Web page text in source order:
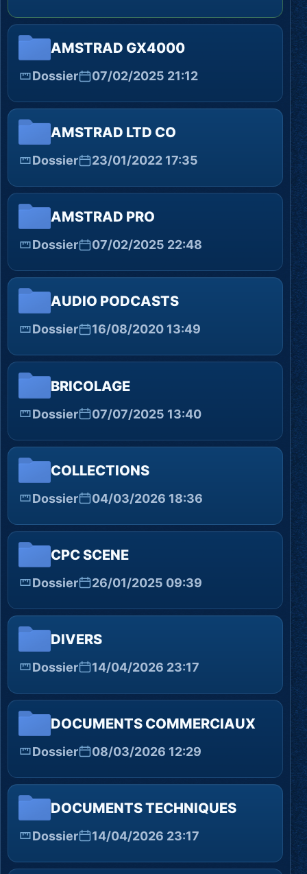
AMSTRAD GX4000
Dossier 07/02/2025 21:12
AMSTRAD LTD CO
Dossier 23/01/2022 17:35
AMSTRAD PRO
Dossier 07/02/2025 22:48
AUDIO PODCASTS
Dossier 16/08/2020 13:49
BRICOLAGE
Dossier 07/07/2025 13:40
COLLECTIONS
Dossier 04/03/2026 18:36
CPC SCENE
Dossier 26/01/2025 09:39
DIVERS
Dossier 14/04/2026 23:17
DOCUMENTS COMMERCIAUX
Dossier 08/03/2026 12:29
DOCUMENTS TECHNIQUES
Dossier 14/04/2026 23:17